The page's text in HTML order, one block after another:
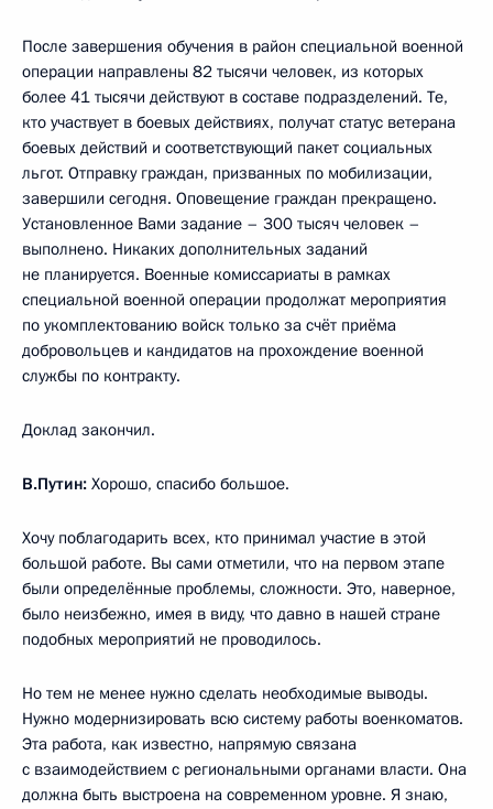
После завершения обучения в район специальной военной
операции направлены 82 тысячи человек, из которых
более 41 тысячи действуют в составе подразделений. Те,
кто участвует в боевых действиях, получат статус ветерана
боевых действий и соответствующий пакет социальных
льгот. Отправку граждан, призванных по мобилизации,
завершили сегодня. Оповещение граждан прекращено.
Установленное Вами задание – 300 тысяч человек –
выполнено. Никаких дополнительных заданий
не планируется. Военные комиссариаты в рамках
специальной военной операции продолжат мероприятия
по укомплектованию войск только за счёт приёма
добровольцев и кандидатов на прохождение военной
службы по контракту.
Доклад закончил.
В.Путин: Хорошо, спасибо большое.
Хочу поблагодарить всех, кто принимал участие в этой
большой работе. Вы сами отметили, что на первом этапе
были определённые проблемы, сложности. Это, наверное,
было неизбежно, имея в виду, что давно в нашей стране
подобных мероприятий не проводилось.
Но тем не менее нужно сделать необходимые выводы.
Нужно модернизировать всю систему работы военкоматов.
Эта работа, как известно, напрямую связана
с взаимодействием с региональными органами власти. Она
должна быть выстроена на современном уровне. Я знаю,